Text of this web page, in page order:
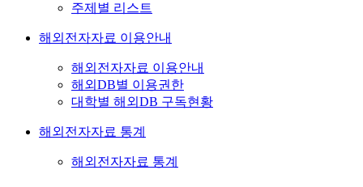
주제별 리스트
해외전자자료 이용안내
해외전자자료 이용안내
해외DB별 이용권한
대학별 해외DB 구독현황
해외전자자료 통계
해외전자자료 통계